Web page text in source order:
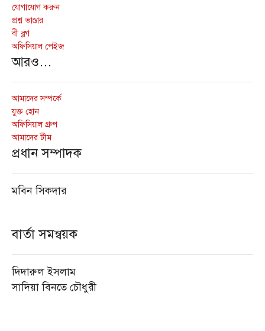
যোগাযোগ করুন
প্রশ্ন ভাণ্ডার
বী ব্লগ
অফিসিয়াল পেইজ
আরও…
আমাদের সম্পর্কে
যুক্ত হোন
অফিসিয়াল গ্রুপ
আমাদের টীম
প্রধান সম্পাদক
মবিন সিকদার
বার্তা সমন্বয়ক
দিদারুল ইসলাম
সাদিয়া বিনতে চৌধুরী